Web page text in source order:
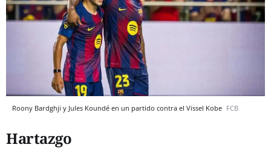
Roony Bardghji y Jules Koundé en un partido contra el Vissel Kobe FCB
Hartazgo